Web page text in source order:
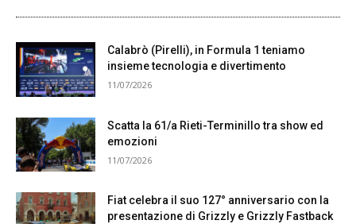
Calabrò (Pirelli), in Formula 1 teniamo
insieme tecnologia e divertimento
11/07/2026
Scatta la 61/a Rieti-Terminillo tra show ed
emozioni
11/07/2026
Fiat celebra il suo 127° anniversario con la
presentazione di Grizzly e Grizzly Fastback